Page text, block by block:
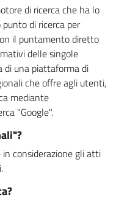
di ricerca che ha lo
di ricerca per
il puntamento diretto
delle singole
di una piattaforma di
che offre agli utenti,
mediante
"Google".
considerazione gli atti